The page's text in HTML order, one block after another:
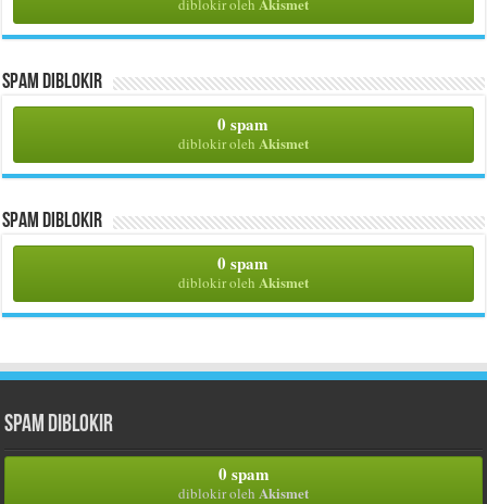
Spam Diblokir
0 spam
diblokir oleh Akismet
Spam Diblokir
0 spam
diblokir oleh Akismet
Spam Diblokir
0 spam
diblokir oleh Akismet